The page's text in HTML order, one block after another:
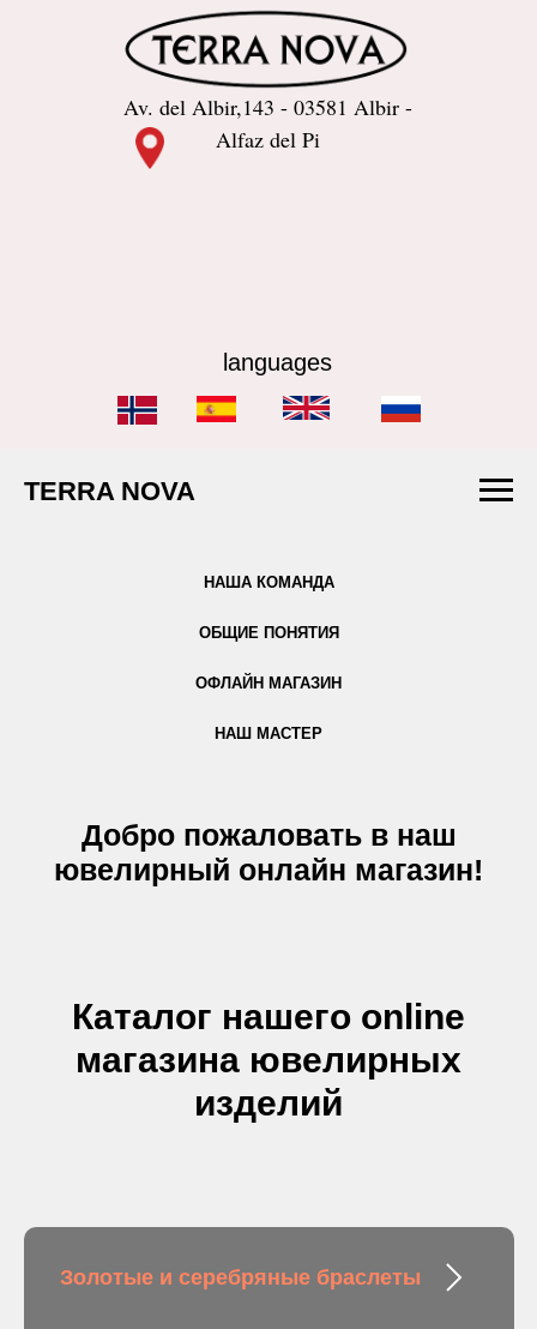
Av. del Albir,143 - 03581 Albir -
Alfaz del Pi
languages
TERRA NOVA
НАША КОМАНДА
ОБЩИЕ ПОНЯТИЯ
ОФЛАЙН МАГАЗИН
НАШ МАСТЕР
Добро пожаловать в наш
ювелирный онлайн магазин!
Каталог нашего online
магазина ювелирных
изделий
Золотые и серебряные браслеты